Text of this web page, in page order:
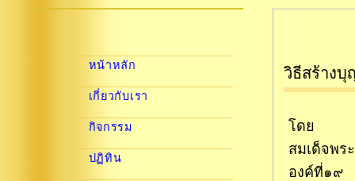
หน้าหลัก
เกี่ยวกับเรา
กิจกรรม
ปฏิทิน
วิธีสร้างบุ
โดย
สมเด็จพร
องค์ที่๑๙